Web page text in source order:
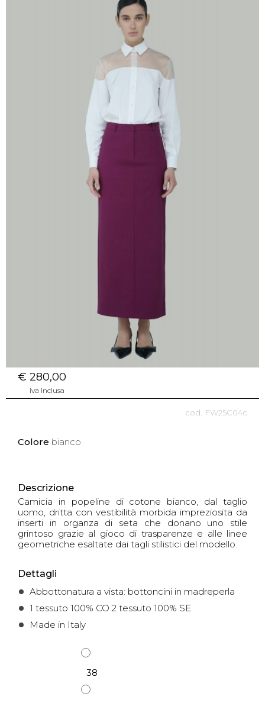
€ 280,00
iva inclusa
FW25C04c
Colore bianco
Descrizione
Camicia in popeline di cotone bianco, dal taglio
uomo, dritta con vestibilità morbida impreziosita da
inserti in organza di seta che donano uno stile
grintoso grazie al gioco di trasparenze e alle linee
geometriche esaltate dai tagli stilistici del modello.
Dettagli
Abbottonatura a vista: bottoncini in madreperla
1 tessuto 100% CO 2 tessuto 100% SE
Made in Italy
38